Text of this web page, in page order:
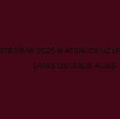
2026 © ATSAUCE UZ
LAPAS IZSTRĀDE AURIS